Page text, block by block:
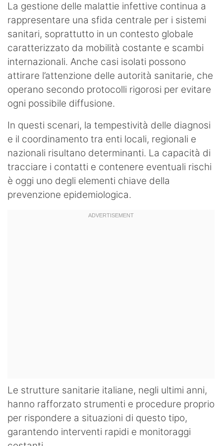
Eventi
La gestione delle malattie infettive continua a
rappresentare una sfida centrale per i sistemi
sanitari, soprattutto in un contesto globale
caratterizzato da mobilità costante e scambi
internazionali. Anche casi isolati possono
attirare l’attenzione delle autorità sanitarie, che
operano secondo protocolli rigorosi per evitare
ogni possibile diffusione.
In questi scenari, la tempestività delle diagnosi
e il coordinamento tra enti locali, regionali e
nazionali risultano determinanti. La capacità di
tracciare i contatti e contenere eventuali rischi
è oggi uno degli elementi chiave della
prevenzione epidemiologica.
Le strutture sanitarie italiane, negli ultimi anni,
hanno rafforzato strumenti e procedure proprio
per rispondere a situazioni di questo tipo,
garantendo interventi rapidi e monitoraggi